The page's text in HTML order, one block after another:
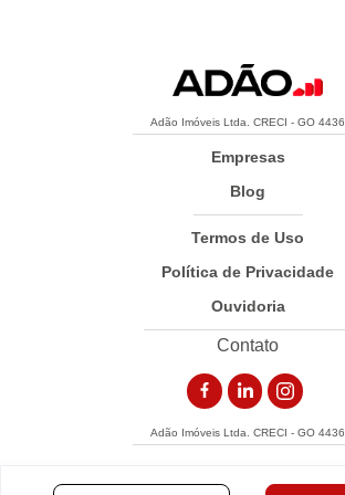
Adão Imóveis Ltda. CRECI - GO 4436
Empresas
Blog
Termos de Uso
Política de Privacidade
Ouvidoria
Contato
Adão Imóveis Ltda. CRECI - GO 4436